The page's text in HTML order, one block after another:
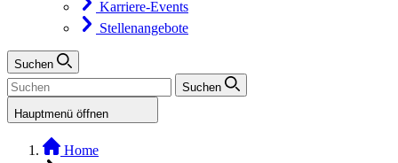
Karriere-Events
Stellenangebote
Suchen
Suchen
Hauptmenü öffnen
Home